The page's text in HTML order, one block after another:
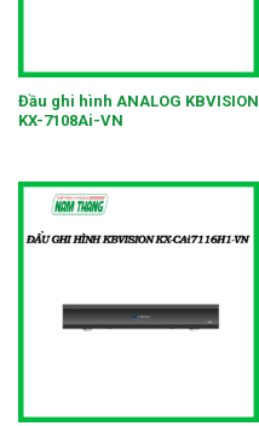
Đầu ghi hình ANALOG KBVISION
KX-7108Ai-VN